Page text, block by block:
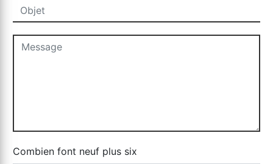
Combien font neuf plus six